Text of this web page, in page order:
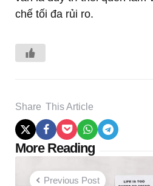
chế tối đa rủi ro.
Share This Article
More Reading
Post
navigation
Previous Post